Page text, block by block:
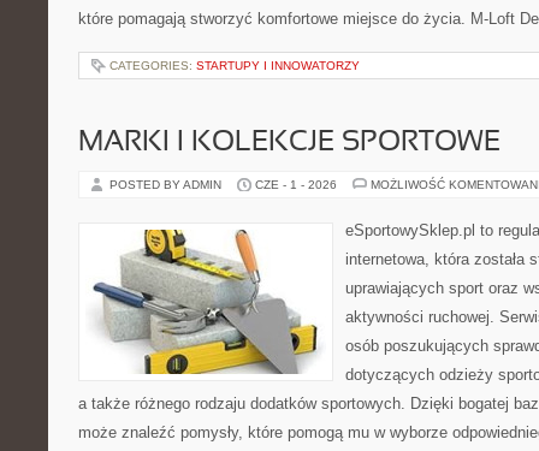
które pomagają stworzyć komfortowe miejsce do życia. M-Loft
CATEGORIES: STARTUPY I INNOWATORZY
MARKI I KOLEKCJE SPORTOWE
POSTED BY ADMIN CZE - 1 - 2026 MOŻLIWOŚĆ
eSportowySklep.pl to
internetowa, która została
uprawiających sport oraz
aktywności ruchowej.
osób poszukujących
dotyczących odzieży
a także różnego rodzaju dodatków sportowych. Dzięki bogatej
może znaleźć pomysły, które pomogą mu w wyborze